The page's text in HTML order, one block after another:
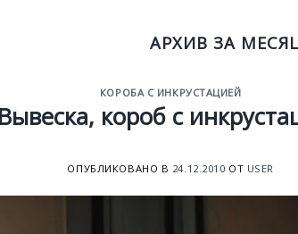
АРХИВ ЗА
КОРОБА С ИНКРУСТАЦИЕЙ
Вывеска, короб с
ОПУБЛИКОВАНО В 24.12.2010 ОТ USER